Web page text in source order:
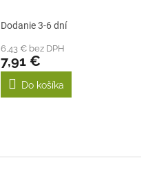
Dodanie 3-6 dní
6,43 € bez DPH
7,91 €
Do košíka